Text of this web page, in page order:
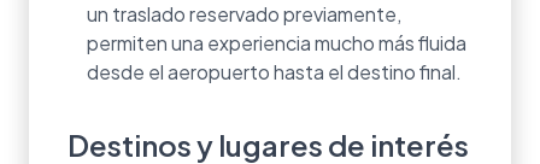
un traslado reservado previamente,
permiten una experiencia mucho más fluida
desde el aeropuerto hasta el destino final.
Destinos y lugares de interés